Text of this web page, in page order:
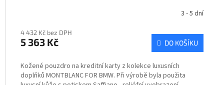
3 - 5 dní
4 432 Kč bez DPH
5 363 Kč DO KOŠÍKU
Kožené pouzdro na kreditní karty z kolekce luxusních
doplňků MONTBLANC FOR BMW. Při výrobě byla použita